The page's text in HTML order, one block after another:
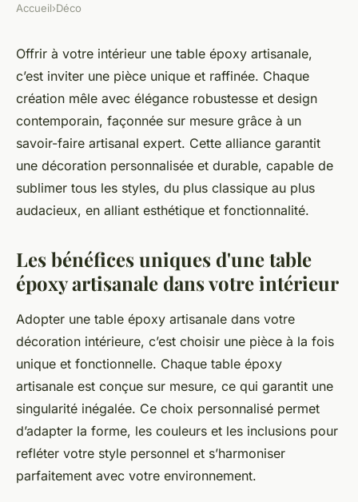
Découvrez les avantages d'une
table époxy artisanale pour
votre intérieur
Lyam•30 septembre 2025•6 min de lecture
Accueil›Déco
Offrir à votre intérieur une table époxy artisanale,
c’est inviter une pièce unique et raffinée. Chaque
création mêle avec élégance robustesse et design
contemporain, façonnée sur mesure grâce à un
savoir-faire artisanal expert. Cette alliance garantit
une décoration personnalisée et durable, capable de
sublimer tous les styles, du plus classique au plus
audacieux, en alliant esthétique et fonctionnalité.
Les bénéfices uniques d'une table
époxy artisanale dans votre intérieur
Adopter une table époxy artisanale dans votre
décoration intérieure, c’est choisir une pièce à la fois
unique et fonctionnelle. Chaque table époxy
artisanale est conçue sur mesure, ce qui garantit une
singularité inégalée. Ce choix personnalisé permet
d’adapter la forme, les couleurs et les inclusions pour
refléter votre style personnel et s’harmoniser
parfaitement avec votre environnement.